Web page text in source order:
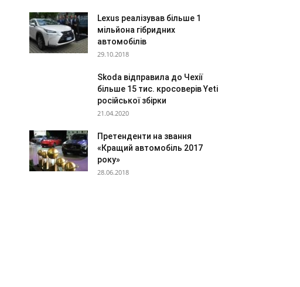
Lexus реалізував більше 1
мільйона гібридних
автомобілів
29.10.2018
Skoda відправила до Чехії
більше 15 тис. кросоверів Yeti
російської збірки
21.04.2020
Претенденти на звання
«Кращий автомобіль 2017
року»
28.06.2018